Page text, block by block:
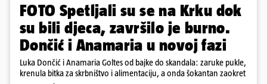
FOTO Spetljali su se na Krku dok
su bili djeca, završilo je burno.
Dončić i Anamaria u novoj fazi
Luka Dončić i Anamaria Goltes od bajke do skandala: zaruke pukle,
krenula bitka za skrbništvo i alimentaciju, a onda šokantan zaokret